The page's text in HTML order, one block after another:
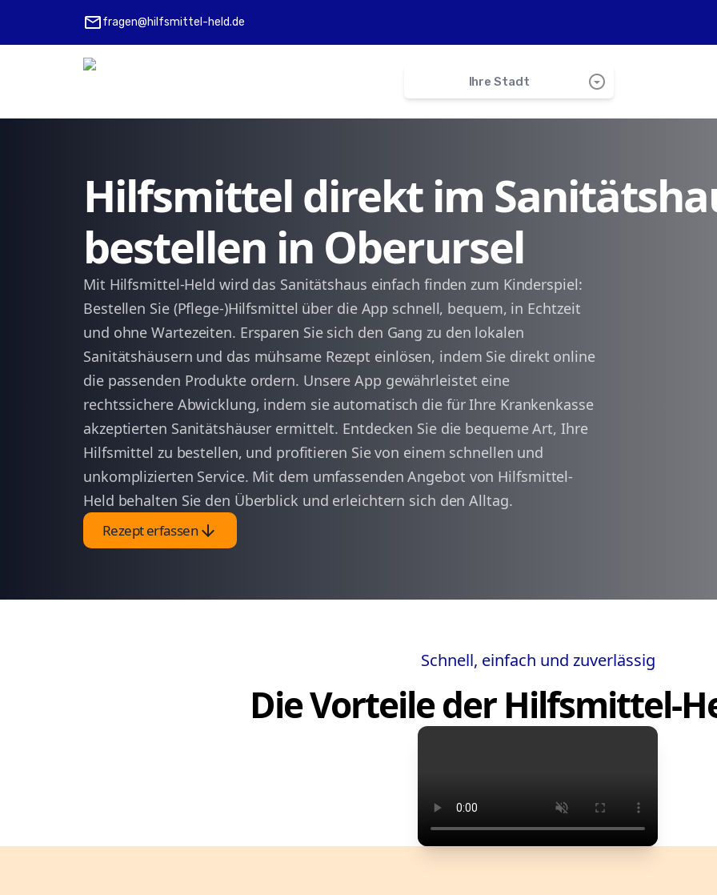
mailfragen@hilfsmittel-held.de
Ihre Stadt arrow_drop_down_circle
Steinbach
Schwalbach
Kronberg
arrow_back 1 arrow_forward
Hilfsmittel direkt im
bestellen in Oberursel
Mit Hilfsmittel-Held wird das Sanitätshaus einfach finden zum Kinderspiel:
Bestellen Sie (Pflege-)Hilfsmittel über die App schnell, bequem, in Echtzeit
und ohne Wartezeiten. Ersparen Sie sich den Gang zu den lokalen
Sanitätshäusern und das mühsame Rezept einlösen, indem Sie direkt online
die passenden Produkte ordern. Unsere App gewährleistet eine
rechtssichere Abwicklung, indem sie automatisch die für Ihre Krankenkasse
akzeptierten Sanitätshäuser ermittelt. Entdecken Sie die bequeme Art, Ihre
Hilfsmittel zu bestellen, und profitieren Sie von einem schnellen und
unkomplizierten Service. Mit dem umfassenden Angebot von Hilfsmittel-
Held behalten Sie den Überblick und erleichtern sich den Alltag.
Rezept erfassenarrow_downward
Schnell, einfach und zuverlässig
Die Vorteile der Hilfsmittel-